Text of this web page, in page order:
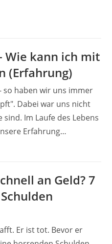
Wie kann ich mit
(Erfahrung)
so haben wir uns immer
Dabei war uns nicht
Im Laufe des Lebens
Erfahrung…
an Geld? 7
Er ist tot. Bevor er